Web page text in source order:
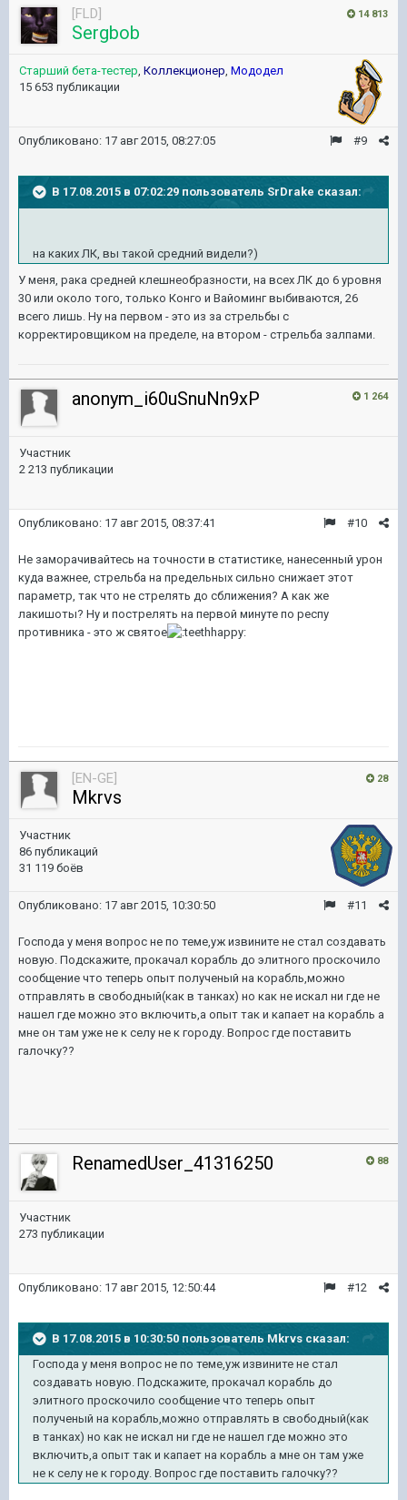
14 813
[FLD]
Sergbob
Старший бета-тестер Коллекционер Мододел
15 653 публикации
#9
Опубликовано: 17 авг 2015, 08:27:05
В 17.08.2015 в 07:02:29 пользователь SrDrake сказал:
на каких ЛК, вы такой средний видели?)
У меня, рака средней клешнеобразности, на всех ЛК до 6 уровня
30 или около того, только Конго и Вайоминг выбиваются, 26
всего лишь. Ну на первом - это из за стрельбы с
корректировщиком на пределе, на втором - стрельба залпами.
1 264
anonym_i60uSnuNn9xP
Участник
2 213 публикации
#10
Опубликовано: 17 авг 2015, 08:37:41
Не заморачивайтесь на точности в статистике, нанесенный урон
куда важнее, стрельба на предельных сильно снижает этот
параметр, так что не стрелять до сближения? А как же
лакишоты? Ну и пострелять на первой минуте по респу
противника - это ж святое
28
[EN-GE]
Mkrvs
Участник
86 публикаций
31 119 боёв
#11
Опубликовано: 17 авг 2015, 10:30:50
Господа у меня вопрос не по теме,уж извините не стал создавать
новую. Подскажите, прокачал корабль до элитного проскочило
сообщение что теперь опыт полученый на корабль,можно
отправлять в свободный(как в танках) но как не искал ни где не
нашел где можно это включить,а опыт так и капает на корабль а
мне он там уже не к селу не к городу. Вопрос где поставить
галочку??
88
RenamedUser_41316250
Участник
273 публикации
#12
Опубликовано: 17 авг 2015, 12:50:44
В 17.08.2015 в 10:30:50 пользователь Mkrvs сказал:
Господа у меня вопрос не по теме,уж извините не стал
создавать новую. Подскажите, прокачал корабль до
элитного проскочило сообщение что теперь опыт
полученый на корабль,можно отправлять в свободный(как
в танках) но как не искал ни где не нашел где можно это
включить,а опыт так и капает на корабль а мне он там уже
не к селу не к городу. Вопрос где поставить галочку??